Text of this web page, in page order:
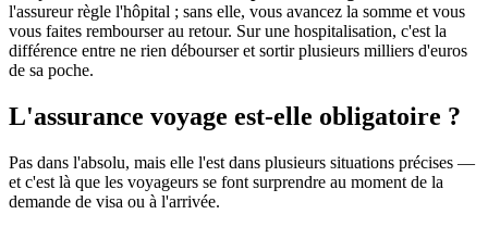
l'assureur règle l'hôpital ; sans elle, vous avancez la somme et vous
vous faites rembourser au retour. Sur une hospitalisation, c'est la
différence entre ne rien débourser et sortir plusieurs milliers d'euros
de sa poche.
L'assurance voyage est-elle obligatoire ?
Pas dans l'absolu, mais elle l'est dans plusieurs situations précises —
et c'est là que les voyageurs se font surprendre au moment de la
demande de visa ou à l'arrivée.